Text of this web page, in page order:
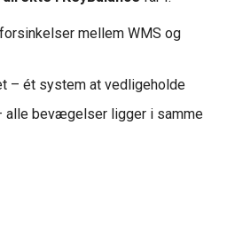
mellem WMS og
– ét system at vedligeholde
alle bevægelser ligger i samme